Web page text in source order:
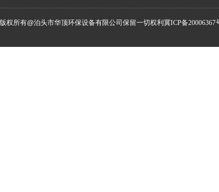
版权所有@泊头市华顶环保设备有限公司保留一切权利 冀ICP备20006367